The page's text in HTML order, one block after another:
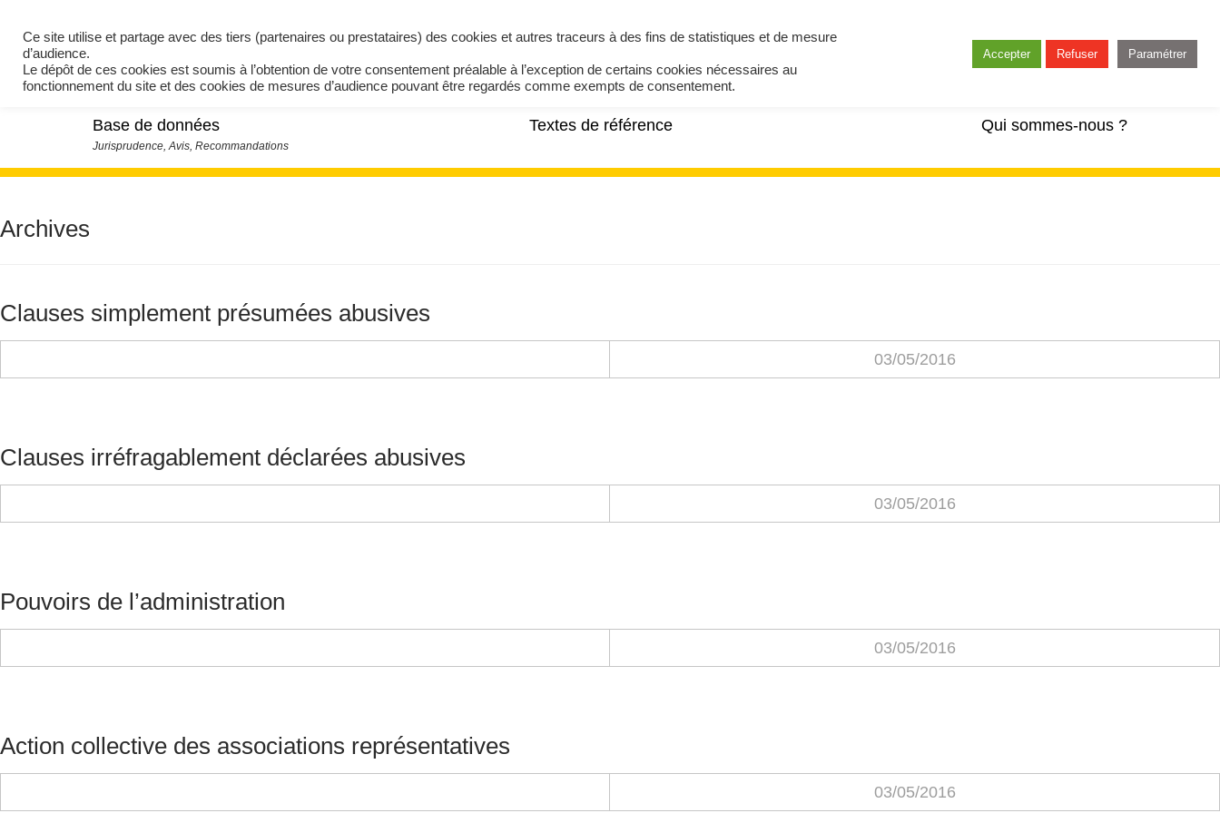
Base de données Textes de référence Qui sommes-nous ?
Archives
Clauses simplement présumées abusives
03/05/2016
Clauses irréfragablement déclarées abusives
03/05/2016
Pouvoirs de l’administration
03/05/2016
Action collective des associations représentatives
03/05/2016
Ce site utilise et partage avec des tiers (partenaires ou prestataires) des cookies et autres traceurs à des fins de statistiques et de mesure
d’audience.
Le dépôt de ces cookies est soumis à l’obtention de votre consentement préalable à l’exception de certains cookies nécessaires au
fonctionnement du site et des cookies de mesures d’audience pouvant être regardés comme exempts de consentement.
Accepter Refuser Paramétrer